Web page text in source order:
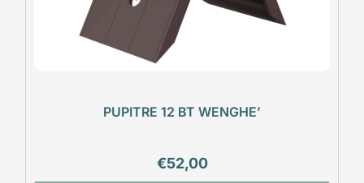
PUPITRE 12 BT WENGHE’
€52,00